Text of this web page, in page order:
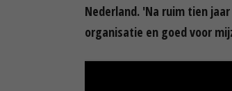
Nederland. 'Na ruim tien
organisatie en goed voor